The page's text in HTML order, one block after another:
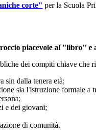
corte" per la Scuola
piacevole al "libro"
dei compiti chiave che
sin dalla tenera età;
sia l'istruzione formale a
e dei giovani;
di comunità.